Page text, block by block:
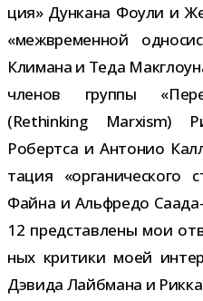
ция» Дункана Фоули и
«меж­вре­мен­ной
Климана и Теда
чле­нов группы
(Rethinking Marxism)
Робертса и Антонио
та­ция «орга­ни­че­ского
Файна и Альфредо
12 пред­став­лены мои
ных кри­тики моей
Дэвида Лайбмана и